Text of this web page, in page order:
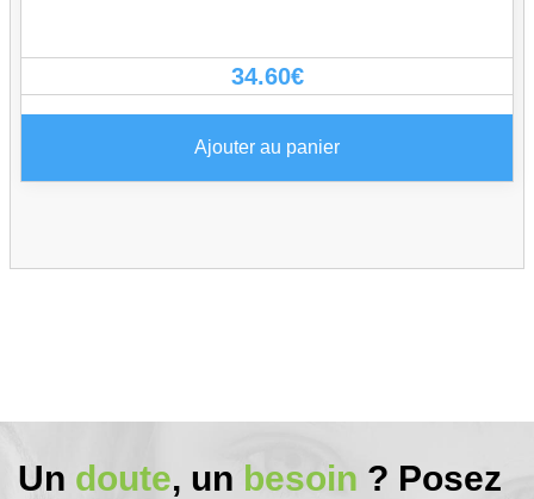
34.60€
Ajouter au panier
Un doute, un besoin ? Posez